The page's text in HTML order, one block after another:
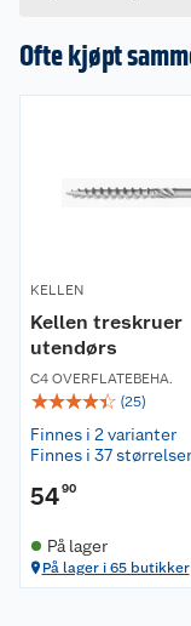
en omtale.
Ofte kjøpt
KELLEN
Kellen treskruer
utendørs
C4 OVERFLATEBEHA.
☆☆☆☆☆ (25)
Finnes i 2 varianter
Finnes i 37 størrelser
5490
På lager
På lager i 65 butikker